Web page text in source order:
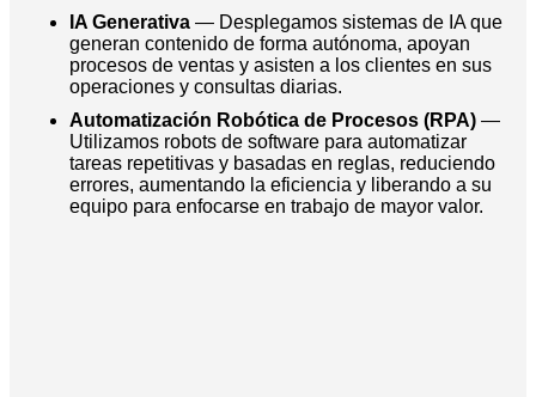
IA Generativa — Desplegamos sistemas de IA que
generan contenido de forma autónoma, apoyan
procesos de ventas y asisten a los clientes en sus
operaciones y consultas diarias.
Automatización Robótica de Procesos (RPA) —
Utilizamos robots de software para automatizar
tareas repetitivas y basadas en reglas, reduciendo
errores, aumentando la eficiencia y liberando a su
equipo para enfocarse en trabajo de mayor valor.